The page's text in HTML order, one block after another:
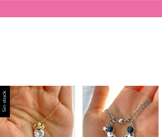
🤍
Sin stock